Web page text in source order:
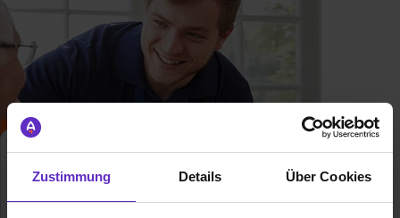
Zustimmung Details Über Cookies
Pflegefachassistent/in
Schulische und duale Ausbildung